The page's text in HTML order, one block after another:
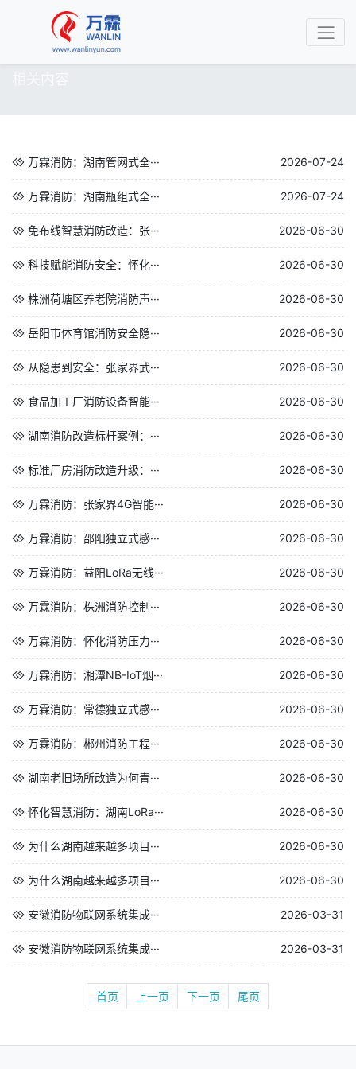
万霖消防：湖南管网式全··· 2026-07-24
万霖消防：湖南瓶组式全··· 2026-07-24
免布线智慧消防改造：张··· 2026-06-30
科技赋能消防安全：怀化··· 2026-06-30
株洲荷塘区养老院消防声··· 2026-06-30
岳阳市体育馆消防安全隐··· 2026-06-30
从隐患到安全：张家界武··· 2026-06-30
食品加工厂消防设备智能··· 2026-06-30
湖南消防改造标杆案例：··· 2026-06-30
标准厂房消防改造升级：··· 2026-06-30
万霖消防：张家界4G智能··· 2026-06-30
万霖消防：邵阳独立式感··· 2026-06-30
万霖消防：益阳LoRa无线··· 2026-06-30
万霖消防：株洲消防控制··· 2026-06-30
万霖消防：怀化消防压力··· 2026-06-30
万霖消防：湘潭NB-IoT烟··· 2026-06-30
万霖消防：常德独立式感··· 2026-06-30
万霖消防：郴州消防工程··· 2026-06-30
湖南老旧场所改造为何青··· 2026-06-30
怀化智慧消防：湖南LoRa··· 2026-06-30
为什么湖南越来越多项目··· 2026-06-30
为什么湖南越来越多项目··· 2026-06-30
安徽消防物联网系统集成··· 2026-03-31
安徽消防物联网系统集成··· 2026-03-31
首页 上一页 下一页 尾页